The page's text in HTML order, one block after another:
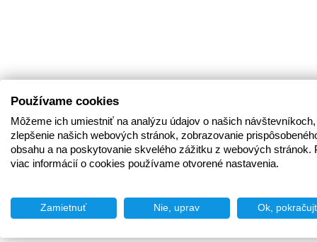
Používame cookies
Môžeme ich umiestniť na analýzu údajov o našich
zlepšenie našich webových stránok, zobrazovanie
obsahu a na poskytovanie skvelého zážitku z webových stránok.
viac informácií o cookies používame otvorené nastavenia.
Zamietnuť Nie, uprav Ok,